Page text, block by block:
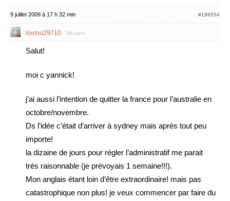
9 juillet 2009 à 17 h 32 min #189554
loulou29710 Membre
Salut!
moi c yannick!
j’ai aussi l’intention de quitter la france pour l’australie en
octobre/novembre.
Ds l’idée c’était d’arriver à sydney mais après tout peu
importe!
la dizaine de jours pour régler l’administratif me parait
très raisonnable (je prévoyais 1 semaine!!!).
Mon anglais étant loin d’être extraordinaire! mais pas
catastrophique non plus! je veux commencer par faire du